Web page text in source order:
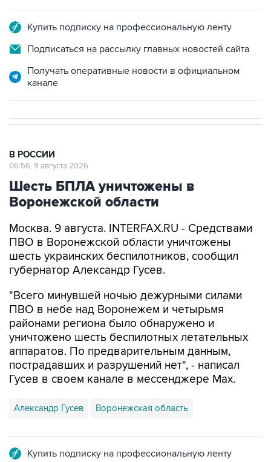
Купить подписку на профессиональную ленту
Подписаться на рассылку главных новостей сайта
Получать оперативные новости в официальном
канале
В РОССИИ
06:56, 9 августа 2026
Шесть БПЛА уничтожены в
Воронежской области
Москва. 9 августа. INTERFAX.RU - Средствами
ПВО в Воронежской области уничтожены
шесть украинских беспилотников, сообщил
губернатор Александр Гусев.
"Всего минувшей ночью дежурными силами
ПВО в небе над Воронежем и четырьмя
районами региона было обнаружено и
уничтожено шесть беспилотных летательных
аппаратов. По предварительным данным,
пострадавших и разрушений нет", - написал
Гусев в своем канале в мессенджере Max.
Александр Гусев Воронежская область
Купить подписку на профессиональную ленту